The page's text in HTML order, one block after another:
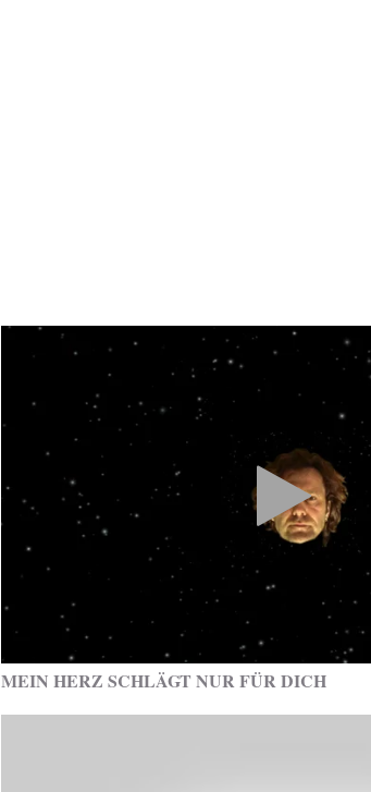
MEIN HERZ SCHLÄGT NUR FÜR DICH